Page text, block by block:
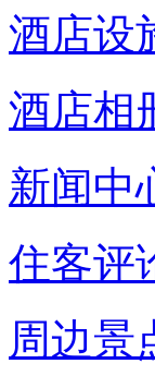
酒店设
酒店相
新闻中
住客评
周边景